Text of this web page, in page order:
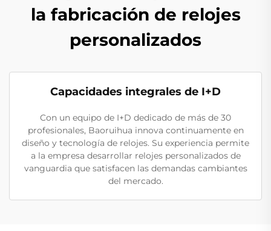
la fabricación de relojes
personalizados
Capacidades integrales de I+D
Con un equipo de I+D dedicado de más de 30
profesionales, Baoruihua innova continuamente en
diseño y tecnología de relojes. Su experiencia permite
a la empresa desarrollar relojes personalizados de
vanguardia que satisfacen las demandas cambiantes
del mercado.